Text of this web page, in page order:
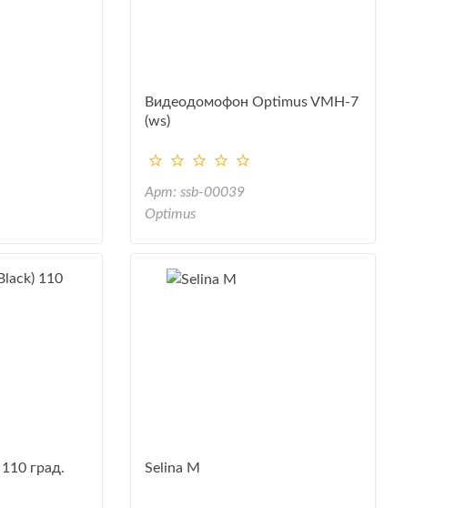
Видеодомофон Optimus VMH-7
(ws)
Арт: ssb-00039
Optimus
град. Selina M